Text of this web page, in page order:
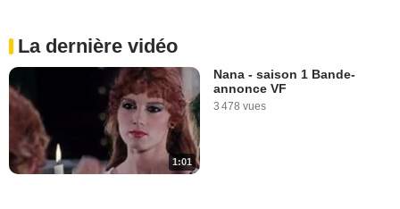
La dernière vidéo
1:01
Nana - saison 1 Bande-
annonce VF
3 478 vues